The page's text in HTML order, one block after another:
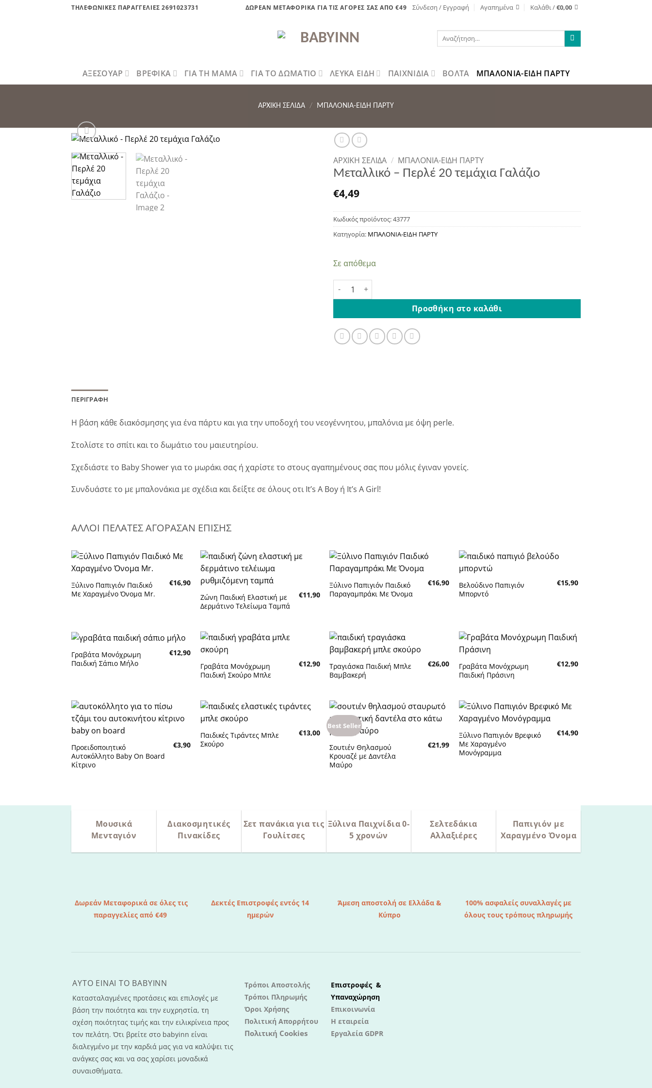
ΤΗΛΕΦΩΝΙΚΕΣ ΠΑΡΑΓΓΕΛΙΕΣ 2691023731 ΔΩΡΕΑΝ ΜΕΤΑΦΟΡΙΚΑ ΓΙΑ ΤΙΣ ΑΓΟΡΕΣ ΣΑΣ ΑΠΟ €49 Σύνδεση / Εγγραφή Αγαπημένα Καλάθι /€0,00
Αναζήτηση
ΑΞΕΣΟΥΑΡ ΒΡΕΦΙΚΑ ΓΙΑ ΤΗ ΜΑΜΑ ΓΙΑ ΤΟ ΔΩΜΑΤΙΟ ΛΕΥΚΑ ΕΙΔΗ ΠΑΙΧΝΙΔΙΑ ΒΌΛΤΑ ΜΠΑΛΟΝΙΑ-ΕΙΔΗ ΠΑΡΤΥ
ΑΡΧΙΚΉ ΣΕΛΊΔΑ / ΜΠΑΛΟΝΙΑ-ΕΙΔΗ ΠΑΡΤΥ
ΑΡΧΙΚΉ ΣΕΛΊΔΑ / ΜΠΑΛΟΝΙΑ-ΕΙΔΗ ΠΑΡΤΥ
Μεταλλικό – Περλέ 20 τεμάχια Γαλάζιο
€4,49
Κωδικός προϊόντος:43777
Κατηγορία: ΜΠΑΛΟΝΙΑ-ΕΙΔΗ ΠΑΡΤΥ
Σε απόθεμα
Μεταλλικό - Περλέ 20 τεμάχια Γαλάζιο ποσότητα
Προσθήκη στο καλάθι
ΠΕΡΙΓΡΑΦΉ
Η βάση κάθε διακόσμησης για ένα πάρτυ και για την υποδοχή του νεογέννητου, μπαλόνια με όψη perle.
Στολίστε το σπίτι και το δωμάτιο του μαιευτηρίου.
Σχεδιάστε το Baby Shower για το μωράκι σας ή χαρίστε το στους αγαπημένους σας που μόλις έγιναν γονείς.
Συνδυάστε το με μπαλονάκια με σχέδια και δείξτε σε όλους οτι It’s A Boy ή It’s A Girl!
ΑΛΛΟΙ ΠΕΛΑΤΕΣ ΑΓΟΡΑΣΑΝ ΕΠΙΣΗΣ
στην λίστα
Ξύλινο Παπιγιόν Παιδικό
Με Χαραγμένο Όνομα Mr.
€16,90
Ζώνη Παιδική Ελαστική με
Δερμάτινο Τελείωμα Ταμπά
€11,90
στην λίστα
Ξύλινο Παπιγιόν Παιδικό
Παραγαμπράκι Με Όνομα
€16,90
στην λίστα
Βελούδινο Παπιγιόν
Μπορντό
€15,90
Γραβάτα Μονόχρωμη
Παιδική Σάπιο Μήλο
€12,90
στην λίστα
Γραβάτα Μονόχρωμη
Παιδική Σκούρο Μπλε
€12,90
στην λίστα
Τραγιάσκα Παιδική Μπλε
Βαμβακερή
€26,00
στην λίστα
Γραβάτα Μονόχρωμη
Παιδική Πράσινη
€12,90
Προειδοποιητικό
Αυτοκόλλητο Baby On Board
Κίτρινο
€3,90
στην λίστα
Παιδικές Τιράντες Μπλε
Σκούρο
€13,00
Best Seller
Σουτιέν Θηλασμού
Κρουαζέ με Δαντέλα
Μαύρο
€21,99
στην λίστα
Ξύλινο Παπιγιόν Βρεφικό
Με Χαραγμένο
Μονόγραμμα
€14,90
Μουσικά
Μενταγιόν
Διακοσμητικές
Πινακίδες
Σετ πανάκια για τις
Γουλίτσες
Ξύλινα Παιχνίδια 0-
5 χρονών
Σελτεδάκια
Αλλαξιέρες
Παπιγιόν με
Χαραγμένο Όνομα
Δωρεάν Μεταφορικά σε όλες τις
παραγγελίες από €49
Δεκτές Επιστροφές εντός 14
ημερών
Άμεση αποστολή σε Ελλάδα &
Κύπρο
100% ασφαλείς συναλλαγές με
όλους τους τρόπους πληρωμής
AYTO EINAI TO ΒΑΒΥΙΝΝ
Κατασταλαγμένες προτάσεις και επιλογές με
βάση την ποιότητα και την ευχρηστία, τη
σχέση ποιότητας τιμής και την ειλικρίνεια προς
τον πελάτη. Ότι βρείτε στο babyinn είναι
διαλεγμένο με την καρδιά μας για να καλύψει τις
ανάγκες σας και να σας χαρίσει μοναδικά
συναισθήματα.
Τρόποι Αποστολής
Τρόποι Πληρωμής
Όροι Χρήσης
Πολιτική Απορρήτου
Πολιτική Cookies
Επιστροφές &
Υπαναχώρηση
Επικοινωνία
Η εταιρεία
Εργαλεία GDPR